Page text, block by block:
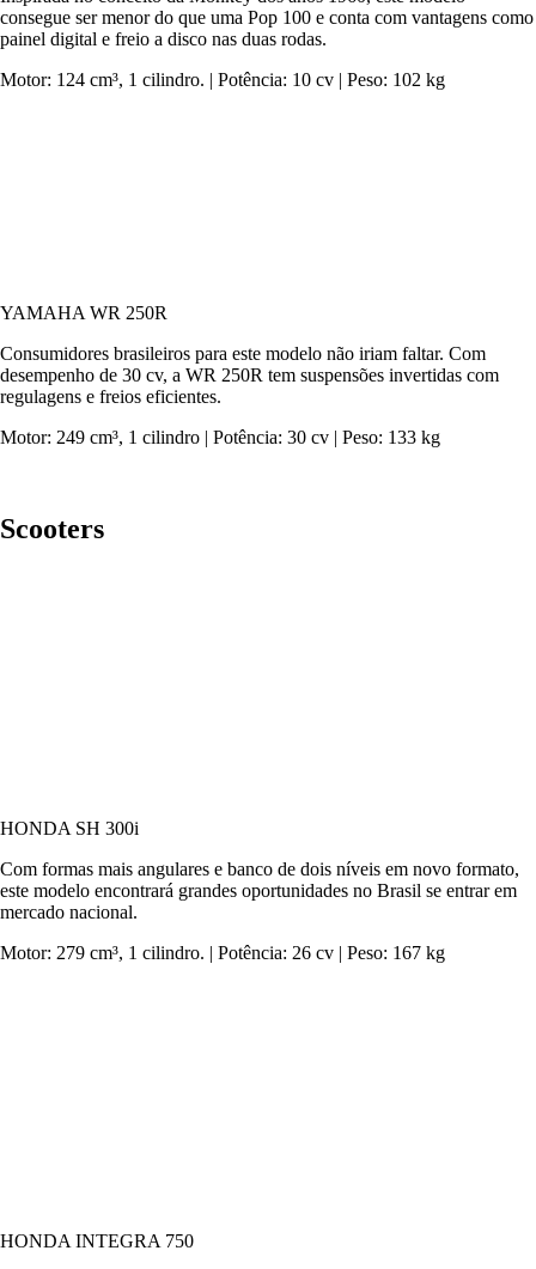
consegue ser menor do que uma Pop 100 e conta com vantagens como
painel digital e freio a disco nas duas rodas.
Motor: 124 cm³, 1 cilindro. | Potência: 10 cv | Peso: 102 kg
YAMAHA WR 250R
Consumidores brasileiros para este modelo não iriam faltar. Com
desempenho de 30 cv, a WR 250R tem suspensões invertidas com
regulagens e freios eficientes.
Motor: 249 cm³, 1 cilindro | Potência: 30 cv | Peso: 133 kg
Scooters
HONDA SH 300i
Com formas mais angulares e banco de dois níveis em novo formato,
este modelo encontrará grandes oportunidades no Brasil se entrar em
mercado nacional.
Motor: 279 cm³, 1 cilindro. | Potência: 26 cv | Peso: 167 kg
HONDA INTEGRA 750